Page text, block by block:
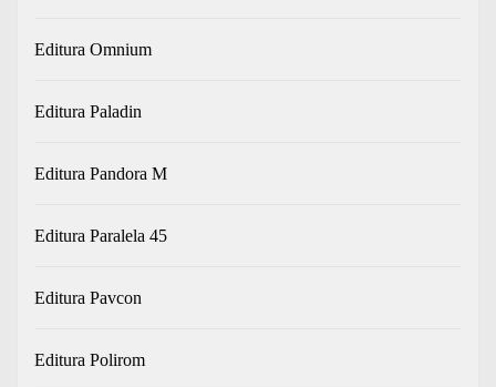
Editura Omnium
Editura Paladin
Editura Pandora M
Editura Paralela 45
Editura Pavcon
Editura Polirom